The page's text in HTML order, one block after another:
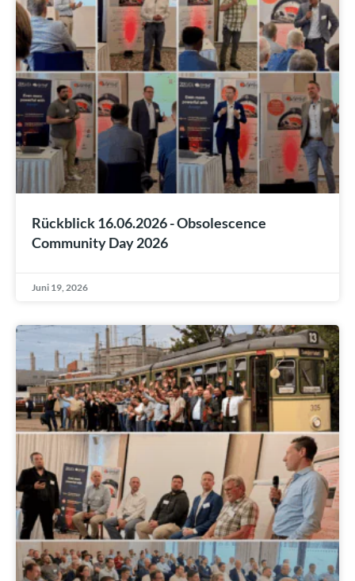
Rückblick 16.06.2026 - Obsolescence
Community Day 2026
Juni 19, 2026